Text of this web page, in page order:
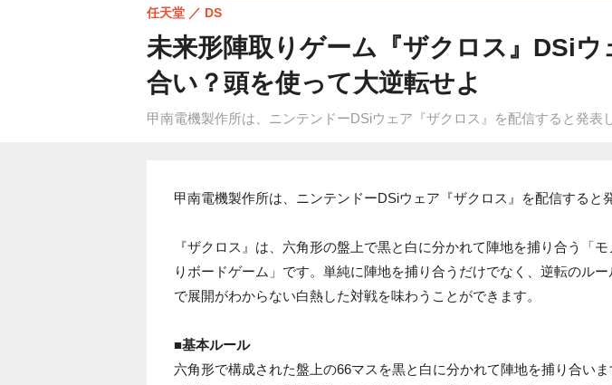
未来形陣取りゲーム『ザクロス』DSi
合い？頭を使って大逆転せよ
甲南電機製作所は、ニンテンドーDSiウェア『ザクロス』を配信すると発表
任天堂 DS
甲南電機製作所は、ニンテンドーDSiウェア『ザクロス』を配信すると
『ザクロス』は、六角形の盤上で黒と白に分かれて陣地を捕り合う「
りボードゲーム」です。単純に陣地を捕り合うだけでなく、逆転のル
で展開がわからない白熱した対戦を味わうことができます。
■基本ルール
六角形で構成された盤上の66マスを黒と白に分かれて陣地を捕り合い